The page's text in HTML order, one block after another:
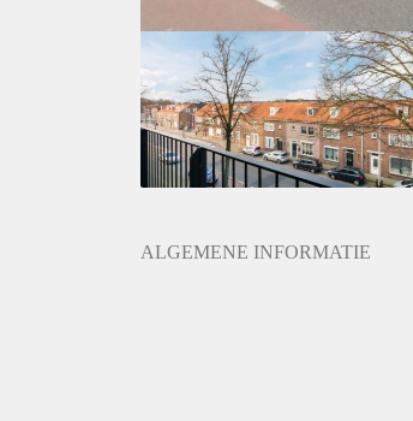
ALGEMENE INFORMATIE